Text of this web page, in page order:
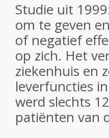
Studie uit
om te geven
of negatief
op zich. Het
ziekenhuis en
leverfuncties
werd slechts
patiënten van